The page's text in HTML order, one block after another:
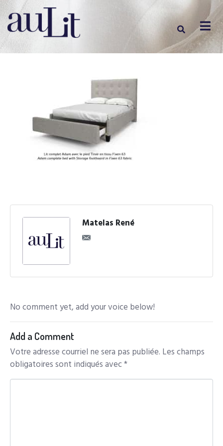
Matelas René
No comment yet, add your voice below!
Add a Comment
Votre adresse courriel ne sera pas publiée. Les champs
obligatoires sont indiqués avec*
C